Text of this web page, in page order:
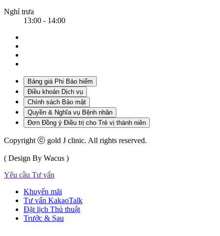
Nghỉ trưa
13:00 - 14:00
Bảng giá Phi Bảo hiểm
Điều khoản Dịch vụ
Chính sách Bảo mật
Quyền & Nghĩa vụ Bệnh nhân
Đơn Đồng ý Điều trị cho Trẻ vị thành niên
Copyright ⓒ gold J clinic. All rights reserved.
( Design By Wacus )
Yêu cầu Tư vấn
Khuyến mãi
Tư vấn KakaoTalk
Đặt lịch Thủ thuật
Trước & Sau